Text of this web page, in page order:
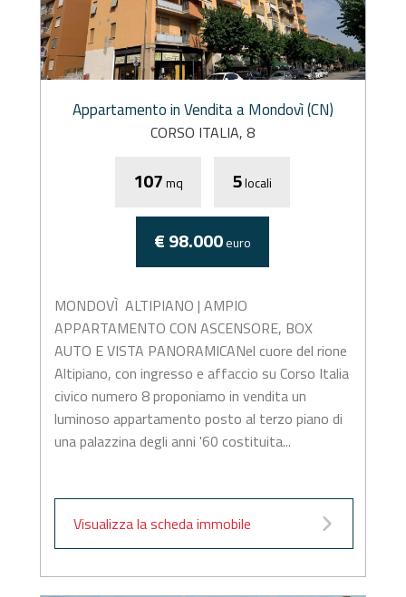
Appartamento in Vendita a Mondovì (CN)
CORSO ITALIA, 8
107mq 5locali
€ 98.000euro
MONDOVÌ  ALTIPIANO | AMPIO
APPARTAMENTO CON ASCENSORE, BOX
AUTO E VISTA PANORAMICANel cuore del rione
Altipiano, con ingresso e affaccio su Corso Italia
civico numero 8 proponiamo in vendita un
luminoso appartamento posto al terzo piano di
una palazzina degli anni '60 costituita...
Visualizza la scheda immobile